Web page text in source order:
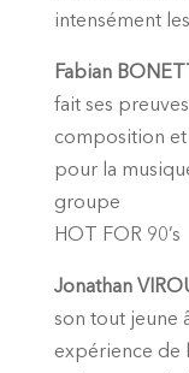
intensément
Fabian
fait ses
composition et
pour la
groupe
HOT FOR 90’s
Jonathan
son tout jeune
expérience de